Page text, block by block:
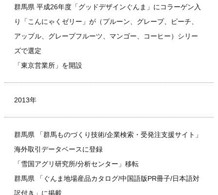
群馬県 平成26年度「グッドデザインぐんま」にコラーゲン入
り「こんにゃくゼリー」が（プルーン、グレープ、ピーチ、
アップル、グレープフルーツ、マンゴー、コーヒー）シリー
ズで選定
「東京営業所」を開設
2013年
群馬県 「群馬ものづくり技術/企業検索・受発注支援サイト」
海外取引データベースに登録
「雪国アグリ研究所/分析センター」移転
群馬県 「ぐんま地場産品カタログ/中国語版PR冊子/日本語対
訳付き」に掲載